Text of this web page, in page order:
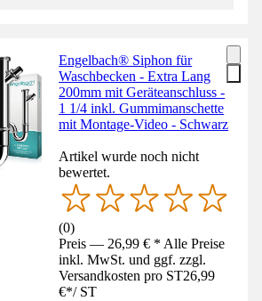
Engelbach® Siphon für
Waschbecken - Extra Lang
200mm mit Geräteanschluss -
1 1/4 inkl. Gummimanschette
mit Montage-Video - Schwarz
Artikel wurde noch nicht
bewertet.
(0)
Preis — 26,99 € * Alle Preise
inkl. MwSt. und ggf. zzgl.
Versandkosten pro ST26,99
€*/ ST